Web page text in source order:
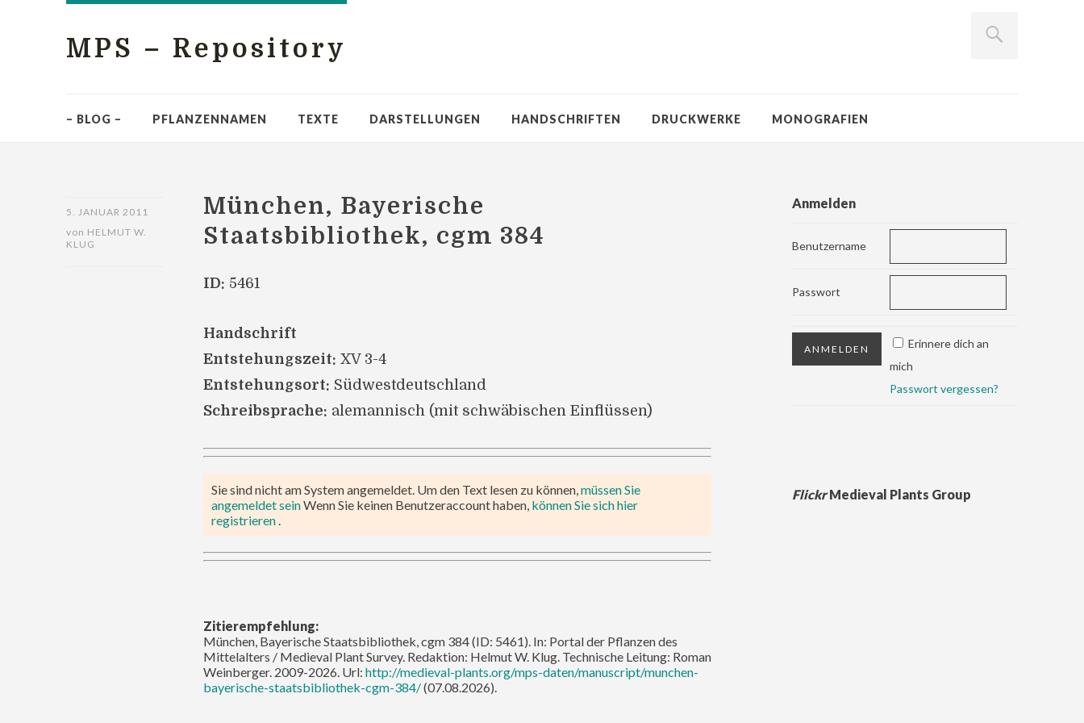
MPS – Repository
– BLOG – PFLANZENNAMEN TEXTE DARSTELLUNGEN HANDSCHRIFTEN DRUCKWERKE MONOGRAFIEN
5. JANUAR 2011
von HELMUT W.
KLUG
München, Bayerische
Staatsbibliothek, cgm 384
ID: 5461
Handschrift
Entstehungszeit: XV 3-4
Entstehungsort: Südwestdeutschland
Schreibsprache: alemannisch (mit schwäbischen Einflüssen)
Sie sind nicht am System angemeldet. Um den Text lesen zu können,müssen Sie
angemeldet seinWenn Sie keinen Benutzeraccount haben, können Sie sich hier
registrieren.
Zitierempfehlung:
München, Bayerische Staatsbibliothek, cgm 384 (ID: 5461). In: Portal der Pflanzen des
Mittelalters / Medieval Plant Survey. Redaktion: Helmut W. Klug. Technische Leitung: Roman
Weinberger. 2009-2026. Url:http://medieval-plants.org/mps-daten/manuscript/munchen-
bayerische-staatsbibliothek-cgm-384/(07.08.2026).
Anmelden
Benutzername
Passwort
Erinnere dich an
mich
Passwort vergessen?
FlickrMedieval Plants Group